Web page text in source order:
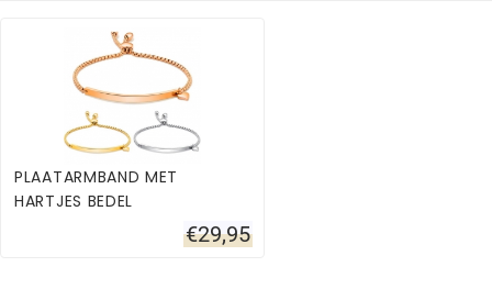
PLAATARMBAND MET
HARTJES BEDEL
€29,95